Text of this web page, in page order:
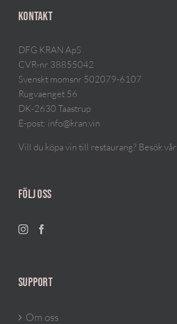
KONTAKT
DFG KRAN ApS
CVR-nr 38855042
Svenskt momsnr 502079-6107
Rugvaenget 56
DK-2630 Taastrup
E-post: info@kran.vin
Vill du köpa vin till restaurang? Besök vår
FÖLJ OSS
SUPPORT
Om oss